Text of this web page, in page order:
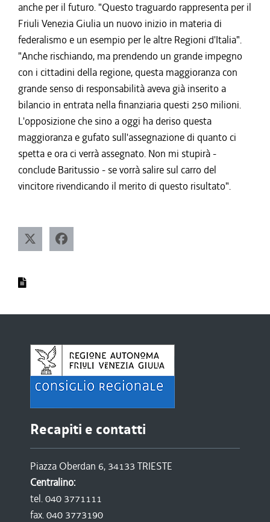
anche per il futuro. "Questo traguardo rappresenta per il
Friuli Venezia Giulia un nuovo inizio in materia di
federalismo e un esempio per le altre Regioni d'Italia".
"Anche rischiando, ma prendendo un grande impegno
con i cittadini della regione, questa maggioranza con
grande senso di responsabilità aveva già inserito a
bilancio in entrata nella finanziaria questi 250 milioni.
L'opposizione che sino a oggi ha deriso questa
maggioranza e gufato sull'assegnazione di quanto ci
spetta e ora ci verrà assegnato. Non mi stupirà -
conclude Baritussio - se vorrà salire sul carro del
vincitore rivendicando il merito di questo risultato".
Recapiti e contatti
Piazza Oberdan 6, 34133 TRIESTE
Centralino:
tel. 040 3771111
fax. 040 3773190